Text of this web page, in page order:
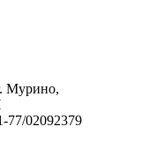
Мурино,
02092379